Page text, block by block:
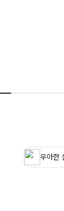
우아한